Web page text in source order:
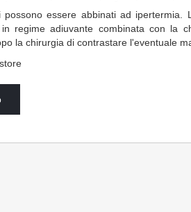
possono essere abbinati ad ipertermia.
regime adiuvante combinata con la
la chirurgia di contrastare l'eventuale